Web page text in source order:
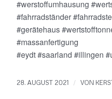
#werstoffumhausung
#fahrradständer
#gerätehaus
#massanfertigung
#eydt #saarland #illingen
28. AUGUST 2021 / VON